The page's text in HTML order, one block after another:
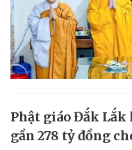
Phật giáo Đắk
gần 278 tỷ đồng